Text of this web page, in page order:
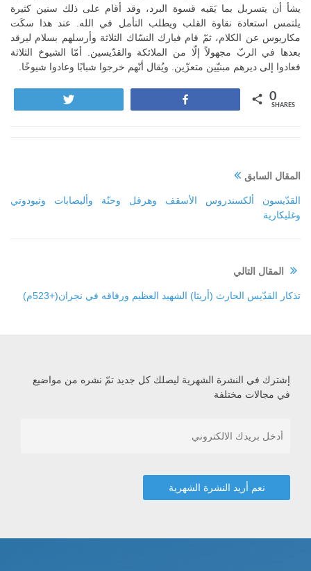
يشأ أن يتسربل بما يَقيه قسوة البرد، وقد أقام على ذلك سنين كثيرة
يلتمس استعادة نقاوة القلب ويطلب التأمل في الله. عند هذا سكَت
مكاريوس عن الكلام، ثمّ قام فبارك النسّاك الثلاثة وأرسلهم بسلام ليرقد
بعدها في الربّ مجهولاً إلّا من الملائكة والقدّيسين. أمّا الشيوخ الثلاثة
فعادوا إلى ديرهم مبنيّين متعزّين. ويُقال أنّهم خرجوا شبابًا وعادوا شيوخًا.
0
SHARES
المقال السابق
القدّيسون ألكسندروس الأسقف وهرقل وحنّة وأليصابات وثيودوتي
وغليكارية
المقال التالي
تذكار القدّيس الحارث (أريثا) الشهيد العظيم ورفاقه في نجران(+523م)
إشترك في النشرة الشهرية ليصلك كل جديد تمّ نشره من مواضيع
في مجالات مختلفة